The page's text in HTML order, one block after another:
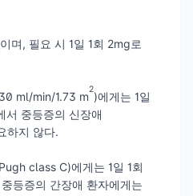
며, 필요 시 1일 1회 2mg로
ml/min/1.73 m
2
)에게는 1일
서 중등증의 신장애
하지 않다.
class C)에게는 1일 1회
등증의 간장애 환자에게는